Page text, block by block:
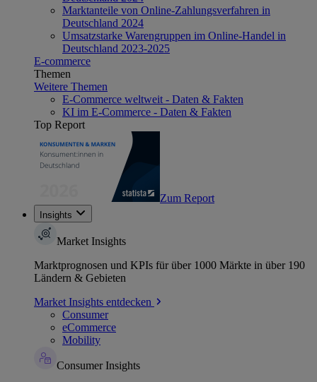
Marktanteile von Online-Zahlungsverfahren in
Deutschland 2024
Umsatzstarke Warengruppen im Online-Handel in
Deutschland 2023-2025
E-commerce
Themen
Weitere Themen
E-Commerce weltweit - Daten & Fakten
KI im E-Commerce - Daten & Fakten
Top Report
Zum Report
Insights
Market Insights
Marktprognosen und KPIs für über 1000 Märkte in über 190
Ländern & Gebieten
Market Insights entdecken
Consumer
eCommerce
Mobility
Consumer Insights